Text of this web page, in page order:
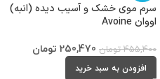
سرم موی خشک و آسیب دیده (انبه)
اووان Avoine
455,400 تومان 250,470 تومان
افزودن به سبد خرید